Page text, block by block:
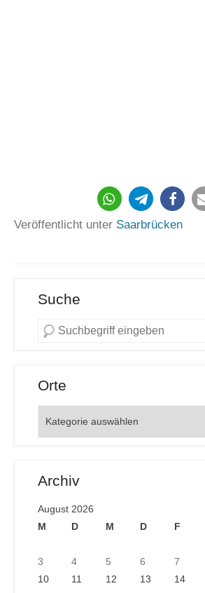
90
Veröffentlicht unter Saarbrücken
Suche
Orte
Archiv
August 2026
M
D M D F
3
4 5 6 7
10
11 12 13 14